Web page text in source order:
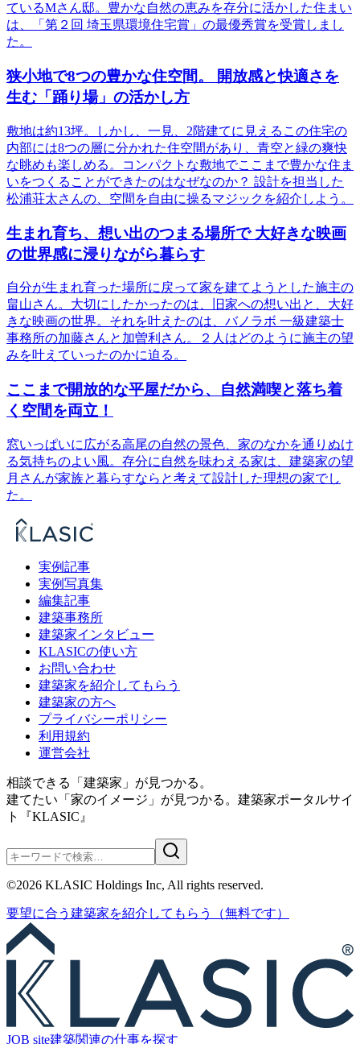
ているMさん邸。豊かな自然の恵みを存分に活かした住まい
は、「第２回 埼玉県環境住宅賞」の最優秀賞を受賞しまし
た。
狭小地で8つの豊かな住空間。 開放感と快適さを
生む「踊り場」の活かし方
敷地は約13坪。しかし、一見、2階建てに見えるこの住宅の
内部には8つの層に分かれた住空間があり、青空と緑の爽快
な眺めも楽しめる。コンパクトな敷地でここまで豊かな住ま
いをつくることができたのはなぜなのか？ 設計を担当した
松浦荘太さんの、空間を自由に操るマジックを紹介しよう。
生まれ育ち、想い出のつまる場所で 大好きな映画
の世界感に浸りながら暮らす
自分が生まれ育った場所に戻って家を建てようとした施主の
畠山さん。大切にしたかったのは、旧家への想い出と、大好
きな映画の世界。それを叶えたのは、バノラボ 一級建築士
事務所の加藤さんと加曽利さん。２人はどのように施主の望
みを叶えていったのかに迫る。
ここまで開放的な平屋だから、自然満喫と落ち着
く空間を両立！
窓いっぱいに広がる高尾の自然の景色、家のなかを通りぬけ
る気持ちのよい風。存分に自然を味わえる家は、建築家の望
月さんが家族と暮らすならと考えて設計した理想の家でし
た。
実例記事
実例写真集
編集記事
建築事務所
建築家インタビュー
KLASICの使い方
お問い合わせ
建築家を紹介してもらう
建築家の方へ
プライバシーポリシー
利用規約
運営会社
相談できる「建築家」が見つかる。
建てたい「家のイメージ」が見つかる。 建築家ポータルサイ
ト『KLASIC』
©2026 KLASIC Holdings Inc, All rights reserved.
要望に合う 建築家を紹介 してもらう （無料です）
JOB site建築関連の仕事を探す